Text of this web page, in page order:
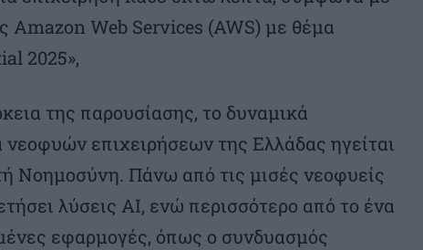
Amazon Web Services (AWS) με θέμα
2025»,
της παρουσίασης, το δυναμικά
επιχειρήσεων της Ελλάδας ηγείται
Νοημοσύνη. Πάνω από τις μισές νεοφυείς
λύσεις AI, ενώ περισσότερο από το ένα
εφαρμογές, όπως ο συνδυασμός